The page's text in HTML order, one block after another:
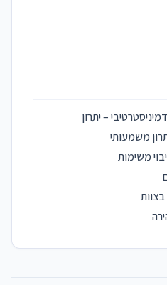
– יתרון
משמעותי
משימות